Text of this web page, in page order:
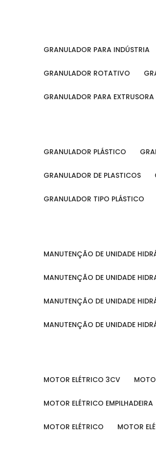
GRANULADOR PARA INDÚSTRIA
GRANULADOR ROTATIVO
GRANULADOR PARA EXTRUSORA
GRANULADOR PLÁSTICO
GRANULADOR DE PLASTICOS
GRANULADOR TIPO PLÁSTICO
MANUTENÇÃO DE UNIDADE
MANUTENÇÃO DE UNIDADE
MANUTENÇÃO DE UNIDADE
MANUTENÇÃO DE UNIDADE
MOTOR ELÉTRICO 3CV
MOTOR ELÉTRICO EMPILHADEIRA
MOTOR ELÉTRICO MOTOR